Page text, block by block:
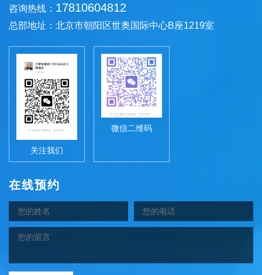
咨询热线： 17810604812
总部地址：北京市朝阳区世奥国际中心B座1219室
关注我们
微信二维码
在线预约